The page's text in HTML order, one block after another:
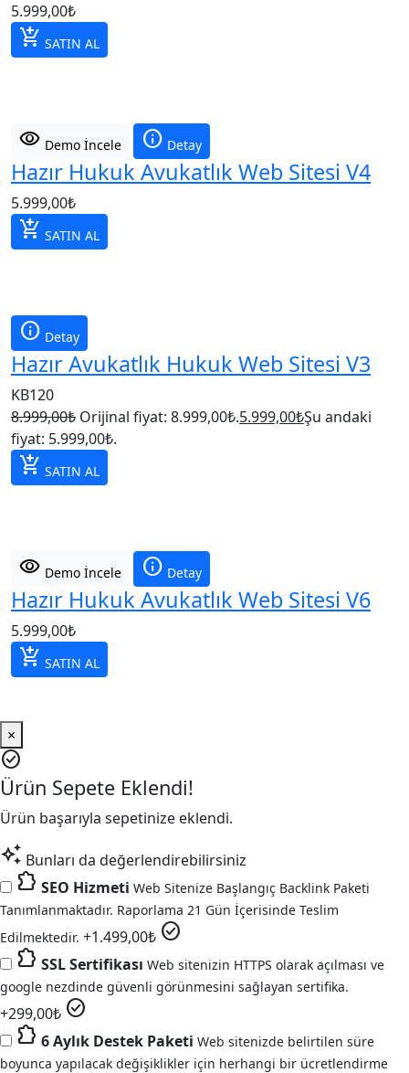
5.999,00₺
add_shopping_cart SATIN AL
visibility Demo İncele info Detay
Hazır Hukuk Avukatlık Web Sitesi V4
5.999,00₺
add_shopping_cart SATIN AL
info Detay
Hazır Avukatlık Hukuk Web Sitesi V3
KB120
8.999,00₺ Orijinal fiyat: 8.999,00₺.5.999,00₺Şu andaki
fiyat: 5.999,00₺.
add_shopping_cart SATIN AL
visibility Demo İncele info Detay
Hazır Hukuk Avukatlık Web Sitesi V6
5.999,00₺
add_shopping_cart SATIN AL
×
check_circle
Ürün Sepete Eklendi!
Ürün başarıyla sepetinize eklendi.
auto_awesome Bunları da değerlendirebilirsiniz
extension SEO Hizmeti Web Sitenize Başlangıç Backlink Paketi
Tanımlanmaktadır. Raporlama 21 Gün İçerisinde Teslim
Edilmektedir. +1.499,00₺ check_circle
extension SSL Sertifikası Web sitenizin HTTPS olarak açılması ve
google nezdinde güvenli görünmesini sağlayan sertifika.
+299,00₺ check_circle
extension 6 Aylık Destek Paketi Web sitenizde belirtilen süre
boyunca yapılacak değişiklikler için herhangi bir ücretlendirme